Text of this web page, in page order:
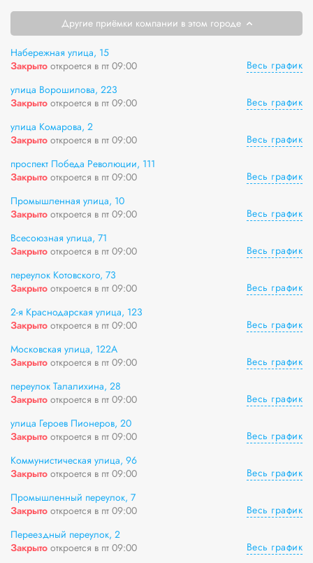
Другие приёмки компании в этом городе
Набережная улица, 15
Закрыто откроется в пт 09:00
Весь график
улица Ворошилова, 223
Закрыто откроется в пт 09:00
Весь график
улица Комарова, 2
Закрыто откроется в пт 09:00
Весь график
проспект Победа Революции, 111
Закрыто откроется в пт 09:00
Весь график
Промышленная улица, 10
Закрыто откроется в пт 09:00
Весь график
Всесоюзная улица, 71
Закрыто откроется в пт 09:00
Весь график
переулок Котовского, 73
Закрыто откроется в пт 09:00
Весь график
2-я Краснодарская улица, 123
Закрыто откроется в пт 09:00
Весь график
Московская улица, 122А
Закрыто откроется в пт 09:00
Весь график
переулок Талалихина, 28
Закрыто откроется в пт 09:00
Весь график
улица Героев Пионеров, 20
Закрыто откроется в пт 09:00
Весь график
Коммунистическая улица, 96
Закрыто откроется в пт 09:00
Весь график
Промышленный переулок, 7
Закрыто откроется в пт 09:00
Весь график
Переездный переулок, 2
Закрыто откроется в пт 09:00
Весь график